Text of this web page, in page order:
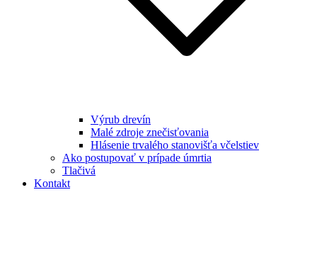
Výrub drevín
Malé zdroje znečisťovania
Hlásenie trvalého stanovišťa včelstiev
Ako postupovať v prípade úmrtia
Tlačivá
Kontakt